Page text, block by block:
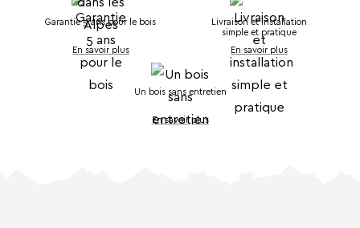
Garantie 5 ans pour le bois
En savoir plus
Livraison et installation
simple et pratique
En savoir plus
Un bois sans entretien
En savoir plus